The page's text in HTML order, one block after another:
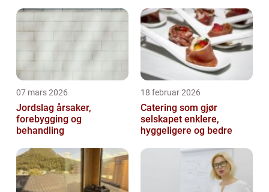
07 mars 2026
Jordslag årsaker,
forebygging og
behandling
18 februar 2026
Catering som gjør
selskapet enklere,
hyggeligere og bedre